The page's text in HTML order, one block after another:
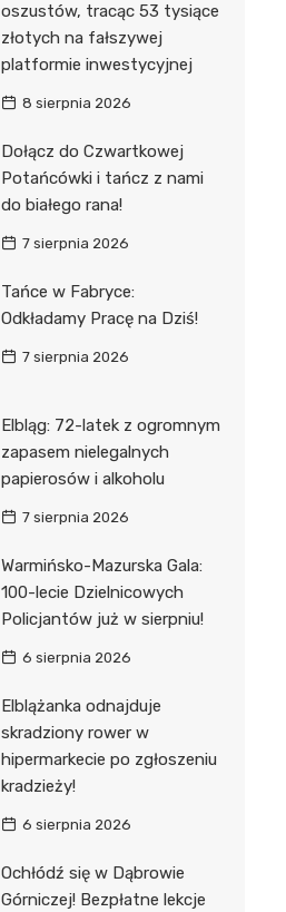
oszustów, tracąc 53 tysiące
złotych na fałszywej
platformie inwestycyjnej
8 sierpnia 2026
Dołącz do Czwartkowej
Potańcówki i tańcz z nami
do białego rana!
7 sierpnia 2026
Tańce w Fabryce:
Odkładamy Pracę na Dziś!
7 sierpnia 2026
Elbląg: 72-latek z ogromnym
zapasem nielegalnych
papierosów i alkoholu
7 sierpnia 2026
Warmińsko-Mazurska Gala:
100-lecie Dzielnicowych
Policjantów już w sierpniu!
6 sierpnia 2026
Elblążanka odnajduje
skradziony rower w
hipermarkecie po zgłoszeniu
kradzieży!
6 sierpnia 2026
Ochłódź się w Dąbrowie
Górniczej! Bezpłatne lekcje